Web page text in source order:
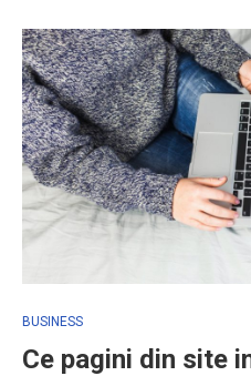
BUSINESS
Ce pagini din site